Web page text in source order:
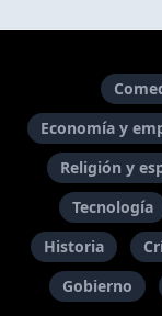
Economía y
Religión y
Tecnología
Historia
Gobierno